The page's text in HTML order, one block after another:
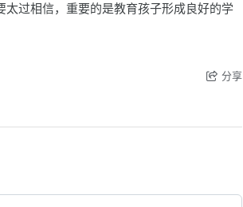
过相信，重要的是教育孩子形成良好的学
分享